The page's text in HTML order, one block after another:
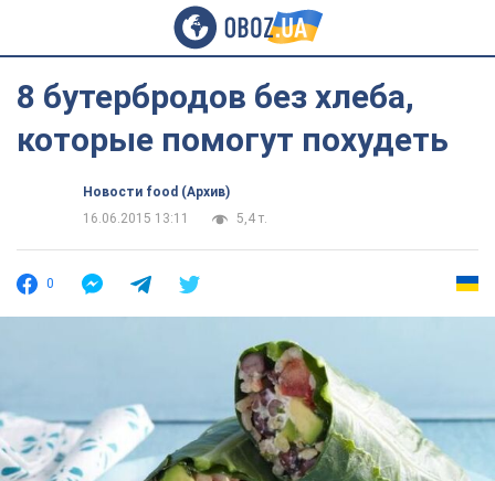
8 бутербродов без хлеба,
которые помогут похудеть
Новости food (Архив)
16.06.2015 13:11
5,4 т.
0